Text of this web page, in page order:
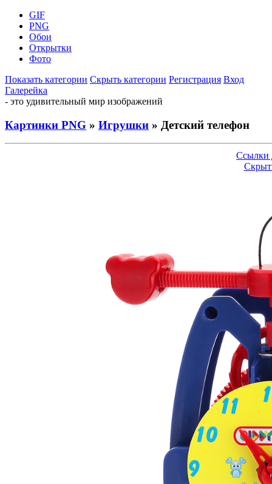
GIF
PNG
Обои
Открытки
Фото
Показать категории Скрыть категории Регистрация Вход
Галерейка
- это удивительный мир изображений
Картинки PNG » Игрушки » Детский телефон
Ссылки